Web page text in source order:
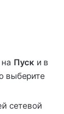
Пуск и в
выберите
сетевой